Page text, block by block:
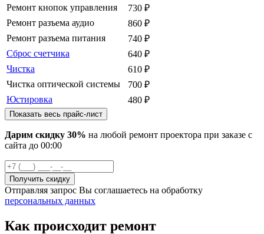
Ремонт кнопок управления
730 ₽
Ремонт разъема аудио
860 ₽
Ремонт разъема питания
740 ₽
Сброс счетчика
640 ₽
Чистка
610 ₽
Чистка оптической системы
700 ₽
Юстировка
480 ₽
Показать весь прайс-лист
Дарим скидку 30% на любой ремонт проектора при заказе с
сайта до 00:00
Отправляя запрос Вы соглашаетесь на обработку
персональных данных
Как происходит ремонт